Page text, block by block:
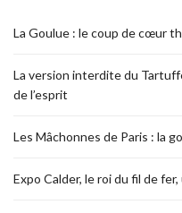
La Goulue : le coup de cœur
La version interdite du
de l’esprit
Les Mâchonnes de Paris : la
Expo Calder, le roi du fil de